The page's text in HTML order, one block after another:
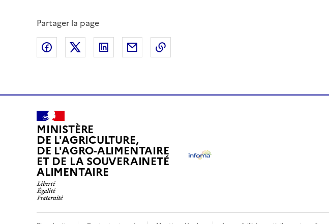
Partager la page
Partager sur Facebook
Partager sur X (anciennement Twitter)
Partager sur LinkedIn
Partager par email
MINISTÈRE
DE L'AGRICULTURE,
DE L'AGRO-ALIMENTAIRE
ET DE LA SOUVERAINETÉ
ALIMENTAIRE